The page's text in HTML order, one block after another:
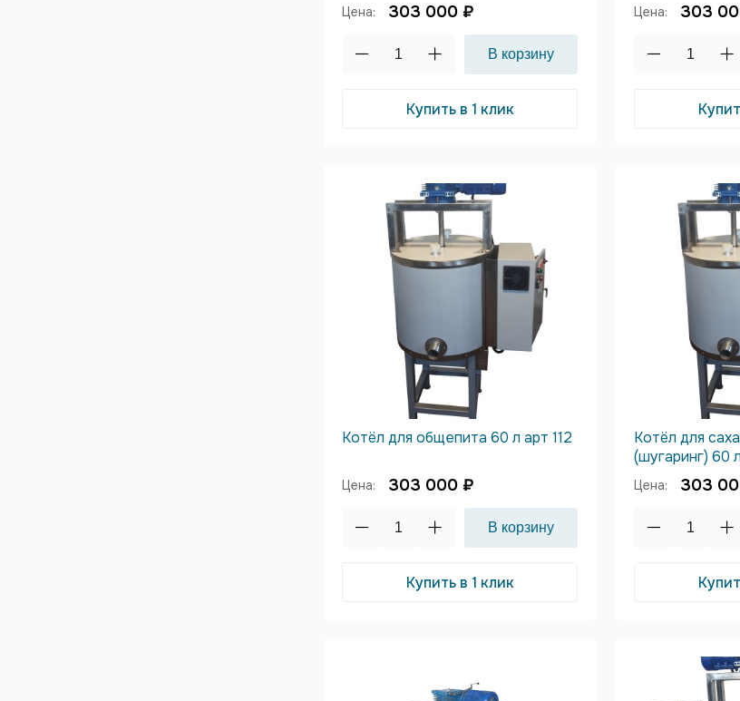
Цена: 303 000 ₽
Купить в 1 клик
Цена: 303
Котёл для общепита 60 л арт 112
Цена: 303 000 ₽
Купить в 1 клик
Котёл для
(шугаринг) 60
Цена: 303